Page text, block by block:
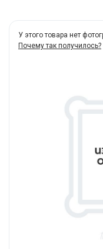
У этого товара нет
Почему так получилось?